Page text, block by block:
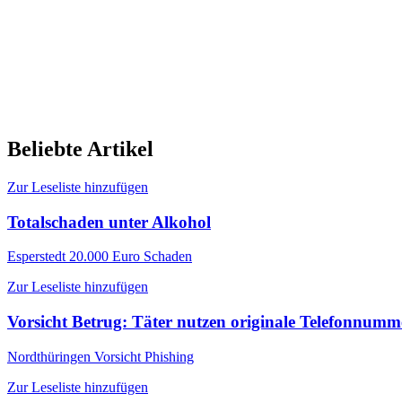
Beliebte Artikel
Zur Leseliste hinzufügen
Totalschaden unter Alkohol
Esperstedt 20.000 Euro Schaden
Zur Leseliste hinzufügen
Vorsicht Betrug: Täter nutzen originale
Nordthüringen Vorsicht Phishing
Zur Leseliste hinzufügen